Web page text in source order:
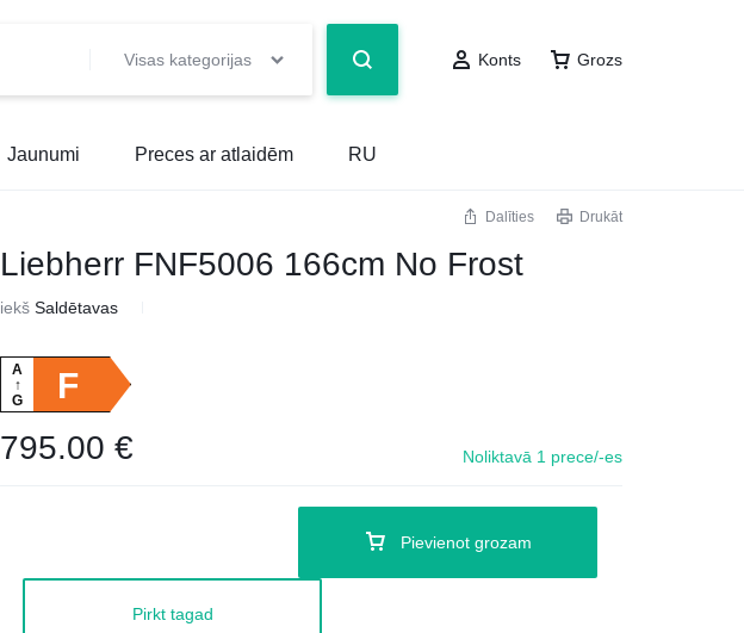
Visas kategorijas Konts Grozs
Jaunumi Preces ar atlaidēm RU
Dalīties Drukāt
Liebherr FNF5006 166cm No Frost
iekšSaldētavas
A
↑
G
F
795.00€ Noliktavā 1 prece/-es
Pievienot grozam
Pirkt tagad